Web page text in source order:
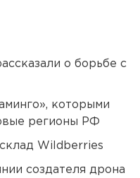
о борьбе с
которыми
регионы РФ
Wildberries
создателя дрона